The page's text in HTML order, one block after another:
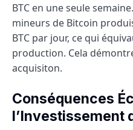
BTC en une seule
mineurs de Bitcoin
BTC par jour, ce qui
production. Cela
acquisiton.
Conséquences
l’Investissement